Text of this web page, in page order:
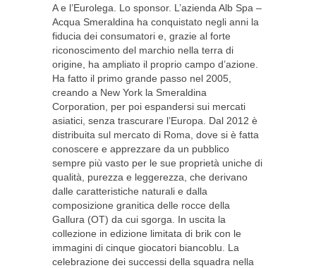
A e l’Eurolega. Lo sponsor. L’azienda Alb Spa –
Acqua Smeraldina ha conquistato negli anni la
fiducia dei consumatori e, grazie al forte
riconoscimento del marchio nella terra di
origine, ha ampliato il proprio campo d’azione.
Ha fatto il primo grande passo nel 2005,
creando a New York la Smeraldina
Corporation, per poi espandersi sui mercati
asiatici, senza trascurare l’Europa. Dal 2012 è
distribuita sul mercato di Roma, dove si è fatta
conoscere e apprezzare da un pubblico
sempre più vasto per le sue proprietà uniche di
qualità, purezza e leggerezza, che derivano
dalle caratteristiche naturali e dalla
composizione granitica delle rocce della
Gallura (OT) da cui sgorga. In uscita la
collezione in edizione limitata di brik con le
immagini di cinque giocatori biancoblu. La
celebrazione dei successi della squadra nella